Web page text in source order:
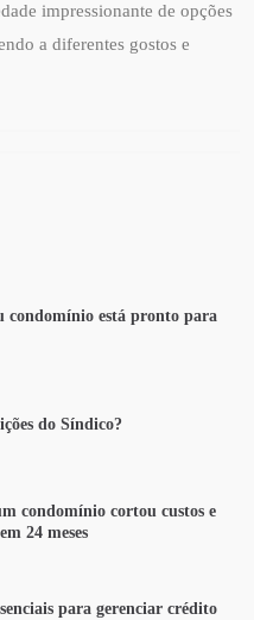
impressionante de opções
a diferentes gostos e
condomínio está pronto para
do Síndico?
condomínio cortou custos e
24 meses
para gerenciar crédito